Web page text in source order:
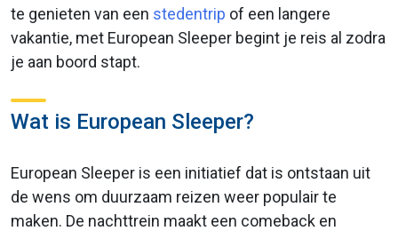
te genieten van een stedentrip of een langere
vakantie, met European Sleeper begint je reis al zodra
je aan boord stapt.
Wat is European Sleeper?
European Sleeper is een initiatief dat is ontstaan uit
de wens om duurzaam reizen weer populair te
maken. De nachttrein maakt een comeback en